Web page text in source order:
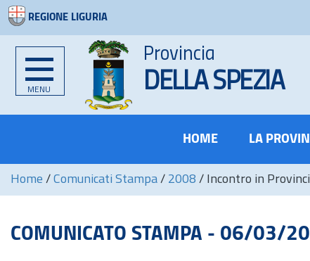
REGIONE LIGURIA
MENU
Provincia
DELLA SPEZIA
HOME LA
Home / Comunicati Stampa / 2008 / Incontro in
COMUNICATO STAMPA - 06/03/